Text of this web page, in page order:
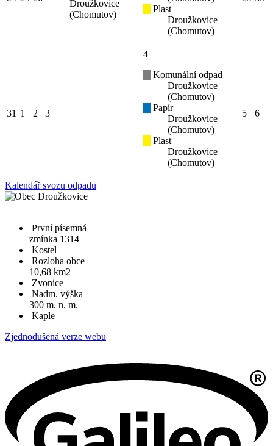
Droužkovice
(Chomutov)
Plast
Droužkovice
(Chomutov)
31 1 2 3
4
Komunální odpad
Droužkovice
(Chomutov)
Papír
Droužkovice
(Chomutov)
Plast
Droužkovice
(Chomutov)
5 6
Kalendář svozu odpadu
První písemná
zmínka 1314
Kostel
Rozloha obce
10,68 km2
Zvonice
Nadm. výška
300 m. n. m.
Kaple
Zjednodušená verze webu